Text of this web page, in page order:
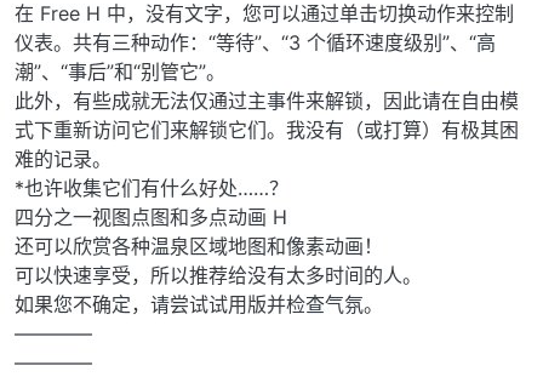
在 Free H 中，没有文字，您可以通过单击切换动作来控制
仪表。共有三种动作：“等待”、“3 个循环速度级别”、“高
潮”、“事后”和“别管它”。
此外，有些成就无法仅通过主事件来解锁，因此请在自由模
式下重新访问它们来解锁它们。我没有（或打算）有极其困
难的记录。
*也许收集它们有什么好处……？
四分之一视图点图和多点动画 H
还可以欣赏各种温泉区域地图和像素动画！
可以快速享受，所以推荐给没有太多时间的人。
如果您不确定，请尝试试用版并检查气氛。
————
————